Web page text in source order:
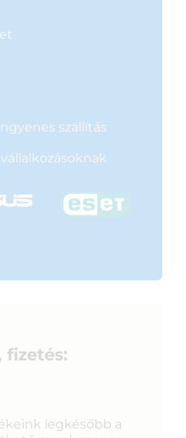
szállítás
fizetés:
legkésőbb a